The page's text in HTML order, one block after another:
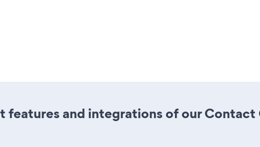
features and integrations of our Contact